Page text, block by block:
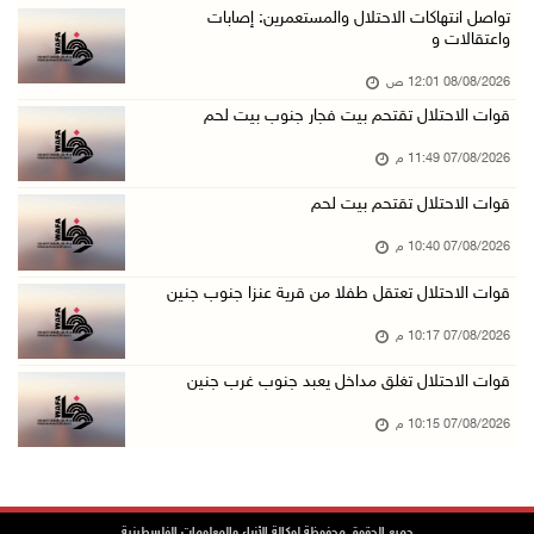
بعد تجديد منع زيارات المعتقلين: أبو الحمص يدع ...
الرئاسة ترحب بإطلاق السعودية التحالف البحري ا ...
07/آب/2026 06:17 م
(محدث) نابلس: إصابة مواطن واعتقاله إثر هجوم ل ...
07/آب/2026 06:04 م
الرئاسة ترحب باتفاقية مكة للدفاع المشترك بين ...
بيروت: اللجنة الفنية للمجلس الوطني تناقش التر ...
07/آب/2026 03:31 م
تواصل انتهاكات الاحتلال والمستعمرين: إصابات
واعتقالات و
08/08/2026 12:01 ص
قوات الاحتلال تقتحم بيت فجار جنوب بيت لحم
07/08/2026 11:49 م
قوات الاحتلال تقتحم بيت لحم
07/08/2026 10:40 م
قوات الاحتلال تعتقل طفلا من قرية عنزا جنوب جنين
07/08/2026 10:17 م
قوات الاحتلال تغلق مداخل يعبد جنوب غرب جنين
07/08/2026 10:15 م